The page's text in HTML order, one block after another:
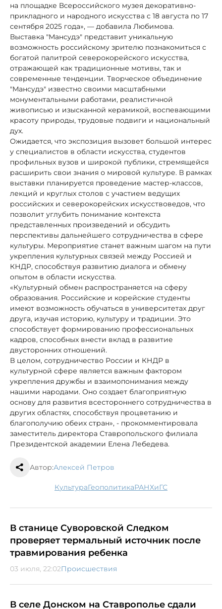
на площадке Всероссийского музея декоративно-
прикладного и народного искусства с 18 августа по 17
сентября 2025 года», — добавила Любимова.
Выставка "Мансудэ" представит уникальную
возможность российскому зрителю познакомиться с
богатой палитрой северокорейского искусства,
отражающей как традиционные мотивы, так и
современные тенденции. Творческое объединение
"Мансудэ" известно своими масштабными
монументальными работами, реалистичной
живописью и изысканной керамикой, воспевающими
красоту природы, трудовые подвиги и национальный
дух.
Ожидается, что экспозиция вызовет большой интерес
у специалистов в области искусства, студентов
профильных вузов и широкой публики, стремящейся
расширить свои знания о мировой культуре. В рамках
выставки планируется проведение мастер-классов,
лекций и круглых столов с участием ведущих
российских и северокорейских искусствоведов, что
позволит углубить понимание контекста
представленных произведений и обсудить
перспективы дальнейшего сотрудничества в сфере
культуры. Мероприятие станет важным шагом на пути
укрепления культурных связей между Россией и
КНДР, способствуя развитию диалога и обмену
опытом в области искусства.
«Культурный обмен распространяется на сферу
образования. Российские и корейские студенты
имеют возможность обучаться в университетах друг
друга, изучая историю, культуру и традиции. Это
способствует формированию профессиональных
кадров, способных внести вклад в развитие
двусторонних отношений.
В целом, сотрудничество России и КНДР в
культурной сфере является важным фактором
укрепления дружбы и взаимопонимания между
нашими народами. Оно создает благоприятную
основу для развития всестороннего сотрудничества в
других областях, способствуя процветанию и
благополучию обеих стран», - прокомментировала
заместитель директора Ставропольского филиала
Президентской академии Елена Лебедева.
Автор:Алексей Петров
культура геополитика РАНХиГС
В станице Суворовской Следком
проверяет термальный источник после
травмирования ребенка
03 июля, 22:02Происшествия
В селе Донском на Ставрополье сдали